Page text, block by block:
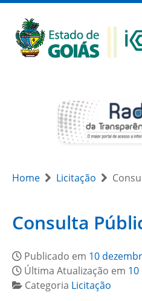
Home Licitação
Consulta
Publicado em 10
Última Atualização em
Categoria Licitação